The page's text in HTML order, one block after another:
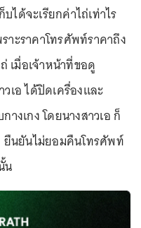
ได้จะเรียกค่าไถ่เท่าไร
าะราคาโทรศัพท์ราคาถึง
เมื่อเจ้าหน้าที่ขอดู
เอ ได้ปิดเครื่องและ
งเกง โดยนางสาวเอ ก็
ยืนยันไม่ยอมคืนโทรศัพท์
น